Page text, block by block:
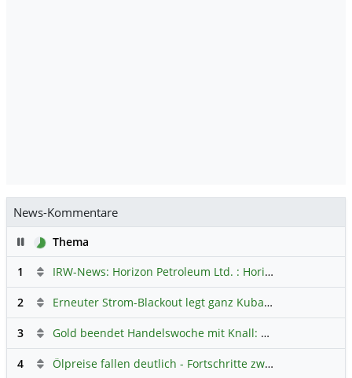
News-Kommentare
PauseThema
1
IRW-News: Horizon Petroleum Ltd. : Horizon Petroleum beginnt mit der Testförderung im Projekt Lachowice in Polen und schließt die Platzierung einer überzeichneten Wandelanleihe ab
2 Erneuter Strom-Blackout legt ganz Kuba lahm
3 Gold beendet Handelswoche mit Knall: Barrick Mining – Ist diese Aktie wieder ein Kauf?
4 Ölpreise fallen deutlich - Fortschritte zwischen USA und Iran belasten